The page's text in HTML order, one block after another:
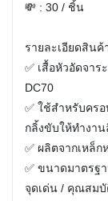
💸 : 30 / ชิ้น
รายละเอียดสินค้
✅ เสื้อหัวอัดจาร
DC70
✅ ใช้สำหรับคร
กลิ้งขับให้ทำงา
✅ ผลิตจากเหล็
✅ ขนาดมาตรฐ
จุดเด่น / คุณสมบั